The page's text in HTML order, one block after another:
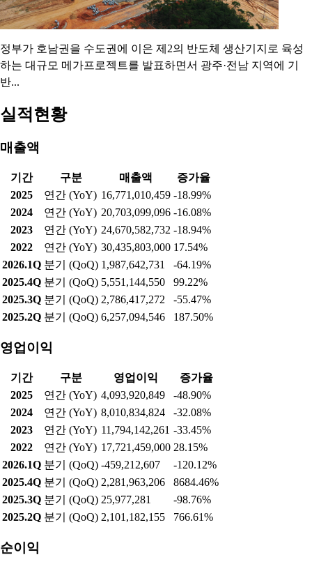
정부가 호남권을 수도권에 이은 제2의 반도체 생산기지로 육성
하는 대규모 메가프로젝트를 발표하면서 광주·전남 지역에 기
반...
실적현황
매출액
기간 구분 매출액
증가율
2025
연간 (YoY) 16,771,010,459 -18.99%
2024
연간 (YoY) 20,703,099,096 -16.08%
2023
연간 (YoY) 24,670,582,732 -18.94%
2022
연간 (YoY) 30,435,803,000 17.54%
2026.1Q 분기 (QoQ) 1,987,642,731
-64.19%
2025.4Q 분기 (QoQ) 5,551,144,550
99.22%
2025.3Q 분기 (QoQ) 2,786,417,272
-55.47%
2025.2Q 분기 (QoQ) 6,257,094,546 187.50%
영업이익
기간 구분 영업이익
증가율
2025
연간 (YoY) 4,093,920,849
-48.90%
2024
연간 (YoY) 8,010,834,824
-32.08%
2023
연간 (YoY) 11,794,142,261 -33.45%
2022
연간 (YoY) 17,721,459,000 28.15%
2026.1Q 분기 (QoQ) -459,212,607
-120.12%
2025.4Q 분기 (QoQ) 2,281,963,206
8684.46%
2025.3Q 분기 (QoQ) 25,977,281
-98.76%
2025.2Q 분기 (QoQ) 2,101,182,155 766.61%
순이익